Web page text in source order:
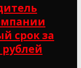
срок за